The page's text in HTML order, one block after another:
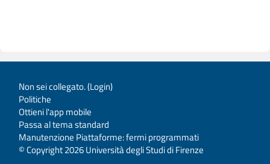
Non sei collegato. (Login)
Politiche
Ottieni l'app mobile
Passa al tema standard
Manutenzione Piattaforme: fermi programmati
© Copyright 2026 Università degli Studi di Firenze